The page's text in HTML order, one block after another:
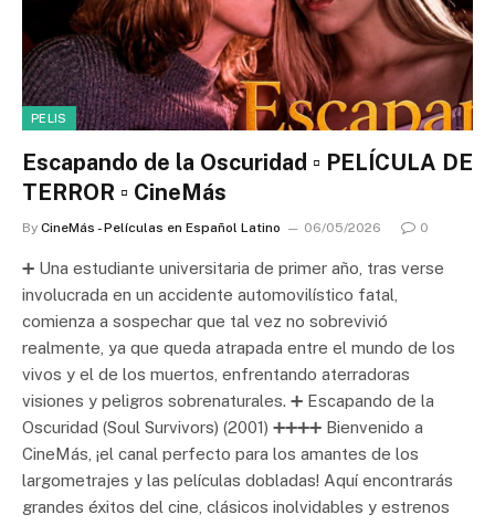
PELIS
Escapando de la Oscuridad ▫️ PELÍCULA DE
TERROR ▫️ CineMás
By CineMás - Películas en Español Latino 06/05/2026 0
➕ Una estudiante universitaria de primer año, tras verse
involucrada en un accidente automovilístico fatal,
comienza a sospechar que tal vez no sobrevivió
realmente, ya que queda atrapada entre el mundo de los
vivos y el de los muertos, enfrentando aterradoras
visiones y peligros sobrenaturales. ➕ Escapando de la
Oscuridad (Soul Survivors) (2001) ➕➕➕➕ Bienvenido a
CineMás, ¡el canal perfecto para los amantes de los
largometrajes y las películas dobladas! Aquí encontrarás
grandes éxitos del cine, clásicos inolvidables y estrenos